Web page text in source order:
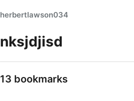
herbertlawson034
nksjdjisd
13 bookmarks